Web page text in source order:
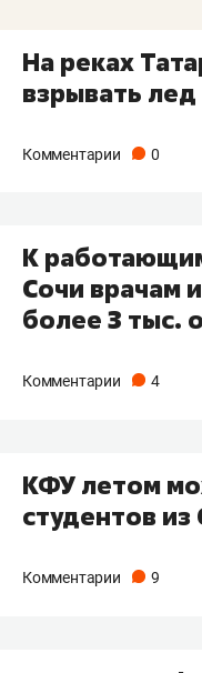
На реках
взрывать лед
Комментарии 0
К
Сочи врачам
более 3 тыс.
Комментарии 4
КФУ летом
студентов
Комментарии 9